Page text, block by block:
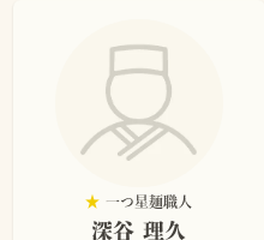
★ 一つ星麺職人
深谷 理久